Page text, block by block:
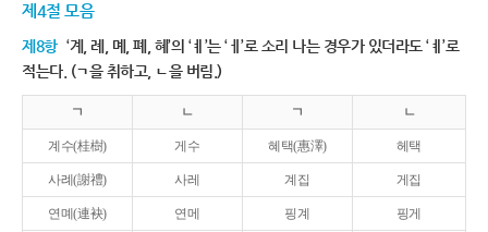
제4절 모음
제8항 ‘계, 례, 몌, 폐, 혜’의 ‘ㅖ’는 ‘ㅔ’로 소리 나는 경우가 있더라도 ‘ㅖ’로
적는다. (ㄱ을 취하고, ㄴ을 버림.)
ㄱ ㄴ ㄱ ㄴ
계수(桂樹) 게수 혜택(惠澤) 헤택
사례(謝禮) 사레 계집 게집
연몌(連袂) 연메 핑계 핑게